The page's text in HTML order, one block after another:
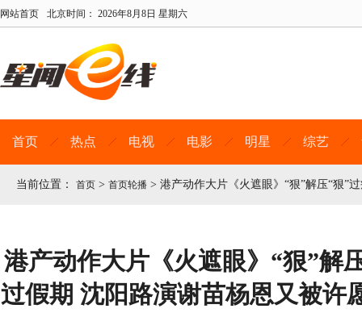
网站首页 北京时间： 2026年8月8日 星期六
首页 热点 电视 电影 明星 综艺
当前位置： 首页 > 首页轮播 > 港产动作大片《火遮眼》“狠”解压“狠”
港产动作大片《火遮眼》“狠”解
过假期 沈阳路演谢苗杨恩又被许